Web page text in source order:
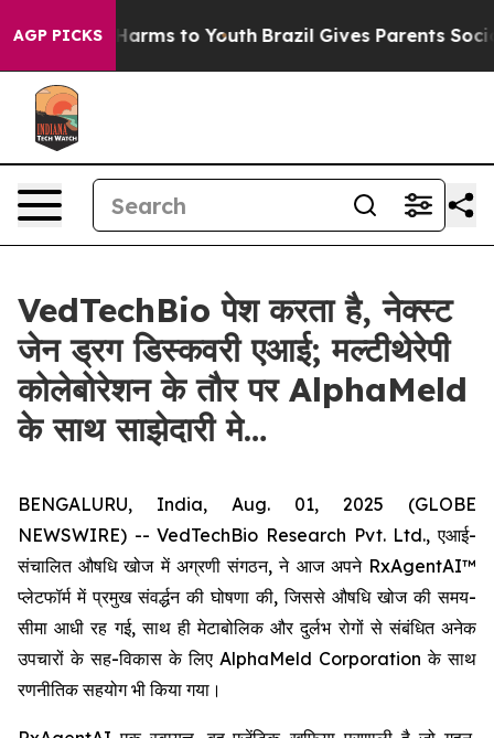
AGP PICKS
Abate Harms to Youth Brazil Gives Parents Social
VedTechBio पेश करता है, नेक्स्ट
जेन ड्रग डिस्कवरी एआई; मल्टीथेरेपी
कोलेबोरेशन के तौर पर AlphaMeld
के साथ साझेदारी मे…
BENGALURU, India, Aug. 01, 2025 (GLOBE
NEWSWIRE) -- VedTechBio Research Pvt. Ltd., एआई-
संचालित औषधि खोज में अग्रणी संगठन, ने आज अपने RxAgentAI™
प्लेटफॉर्म में प्रमुख संवर्द्धन की घोषणा की, जिससे औषधि खोज की समय-
सीमा आधी रह गई, साथ ही मेटाबोलिक और दुर्लभ रोगों से संबंधित अनेक
उपचारों के सह-विकास के लिए AlphaMeld Corporation के साथ
रणनीतिक सहयोग भी किया गया।